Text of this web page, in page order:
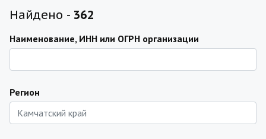
Найдено - 362
Наименование, ИНН или ОГРН организации
Регион